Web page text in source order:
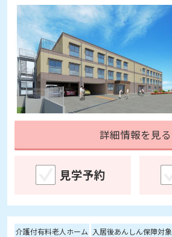
詳細情報を見る
見学予約
介護付有料老人ホーム 入居後あんしん保障対象